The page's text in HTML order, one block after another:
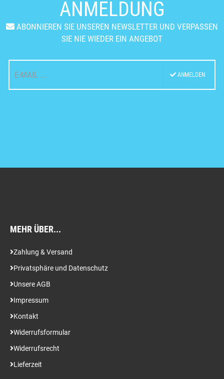
ANMELDUNG
ABONNIEREN SIE UNSEREN NEWSLETTER UND VERPASSEN
SIE NIE WIEDER EIN ANGEBOT
ANMELDEN
MEHR ÜBER...
Zahlung & Versand
Privatsphäre und Datenschutz
Unsere AGB
Impressum
Kontakt
Widerrufsformular
Widerrufsrecht
Lieferzeit